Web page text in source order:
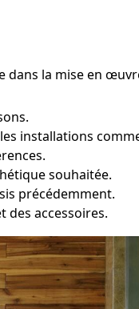
la mise en
installations
souhaitée.
précédemment.
accessoires.